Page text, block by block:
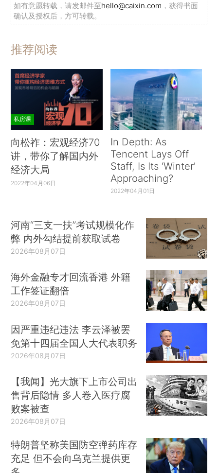
如有意愿转载，请发邮件至hello@caixin.com ，获得书面
确认及授权后，方可转载。
推荐阅读
私房课
向松祚：宏观经济70
讲，带你了解国内外
经济大局
2022年04月06日
In Depth: As
Tencent Lays Off
Staff, Is Its ‘Winter’
Approaching?
2022年04月01日
河南“三支一扶”考试规模化作
弊 内外勾结提前获取试卷
2026年08月07日
海外金融专才回流香港 外籍
工作签证翻倍
2026年08月07日
因严重违纪违法 李云泽被罢
免第十四届全国人大代表职务
2026年08月07日
【我闻】光大旗下上市公司出
售背后隐情 多人卷入医疗腐
败案被查
2026年08月07日
特朗普坚称美国防空弹药库存
充足 但不会向乌克兰提供更